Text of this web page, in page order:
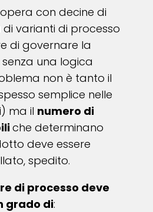
con decine di
di varianti di processo
di governare la
una logica
non è tanto il
semplice nelle
ma il numero di
che determinano
deve essere
spedito.
di processo deve
grado di: